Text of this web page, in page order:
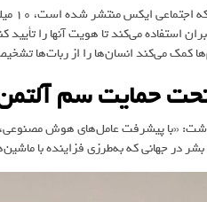
کمک می‌کند انسان‌ها را از ربات‌ها
«با پیشرفت عامل‌های هوش مصنوعی،
در جهانی که به‌طرزی فزاینده با